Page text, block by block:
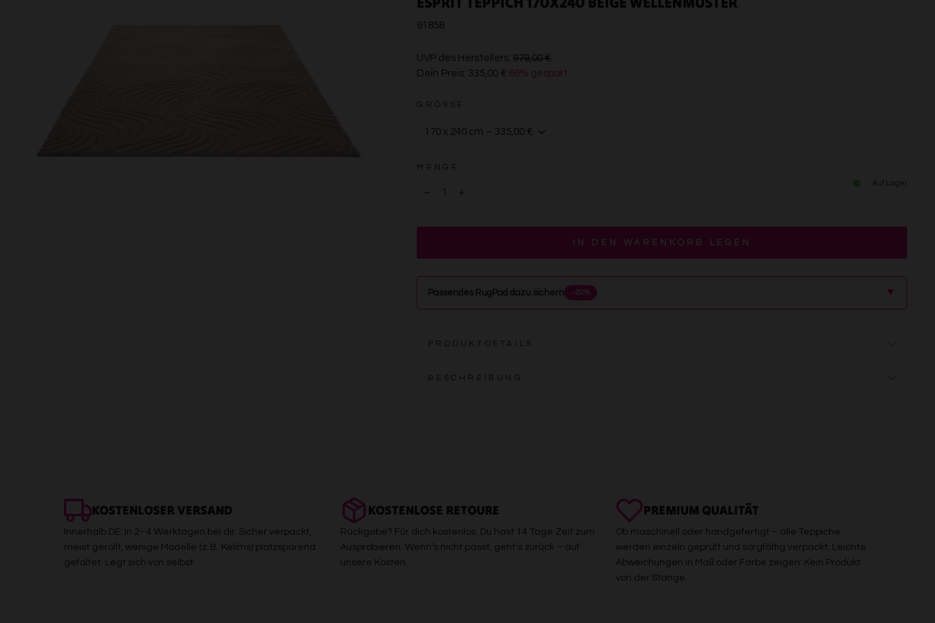
91858
UVP des Herstellers: 979,00 €€979,00
Dein Preis: 335,00 € 66% gespart
GRÖSSE
MENGE
Auf Lager
IN DEN WARENKORB LEGEN
Passendes RugPad dazu sichern −20% ▲
PRODUKTDETAILS
BESCHREIBUNG
KOSTENLOSER VERSAND
Innerhalb DE: In 2–4 Werktagen bei dir. Sicher verpackt,
meist gerollt, wenige Modelle (z. B. Kelims) platzsparend
gefaltet. Legt sich von selbst
KOSTENLOSE RETOURE
Rückgabe? Für dich kostenlos. Du hast 14 Tage Zeit zum
Ausprobieren. Wenn’s nicht passt, geht’s zurück – auf
unsere Kosten.
PREMIUM QUALITÄT
Ob maschinell oder handgefertigt – alle Teppiche
werden einzeln geprüft und sorgfältig verpackt. Leichte
Abweichungen in Maß oder Farbe zeigen: Kein Produkt
von der Stange.